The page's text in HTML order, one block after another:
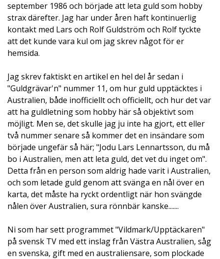
september 1986 och började att leta guld som hobby
strax därefter. Jag har under åren haft kontinuerlig
kontakt med Lars och Rolf Guldström och Rolf tyckte
att det kunde vara kul om jag skrev något för er
hemsida.
Jag skrev faktiskt en artikel en hel del år sedan i
"Guldgrävar'n" nummer 11, om hur guld upptäcktes i
Australien, både inofficiellt och officiellt, och hur det var
att ha guldletning som hobby här så objektivt som
möjligt. Men se, det skulle jag ju inte ha gjort, ett eller
två nummer senare så kommer det en insändare som
började ungefär så här; "Jodu Lars Lennartsson, du må
bo i Australien, men att leta guld, det vet du inget om".
Detta från en person som aldrig hade varit i Australien,
och som letade guld genom att svänga en nål över en
karta, det måste ha ryckt ordentligt när hon svängde
nålen över Australien, sura rönnbär kanske.......
Ni som har sett programmet "Vildmark/Upptäckaren"
på svensk TV med ett inslag från Västra Australien, såg
en svenska, gift med en australiensare, som plockade